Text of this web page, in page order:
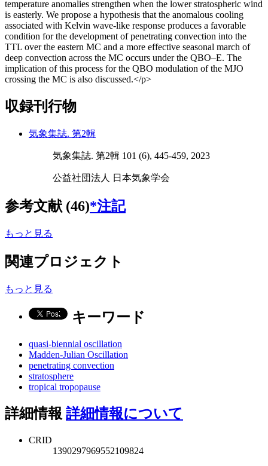
temperature anomalies strengthen when the lower stratospheric wind
is easterly. We propose a hypothesis that the anomalous cooling
associated with Kelvin wave-like response produces a favorable
condition for the development of penetrating convection into the
TTL over the eastern MC and a more effective seasonal march of
deep convection across the MC occurs under the QBO–E. The
implication of this process for the QBO modulation of the MJO
crossing the MC is also discussed.</p>
収録刊行物
気象集誌. 第2輯
気象集誌. 第2輯 101 (6), 445-459, 2023
公益社団法人 日本気象学会
参考文献 (46)*注記
もっと見る
関連プロジェクト
もっと見る
キーワード
quasi-biennial oscillation
Madden-Julian Oscillation
penetrating convection
stratosphere
tropical tropopause
詳細情報 詳細情報について
CRID
1390297969552109824